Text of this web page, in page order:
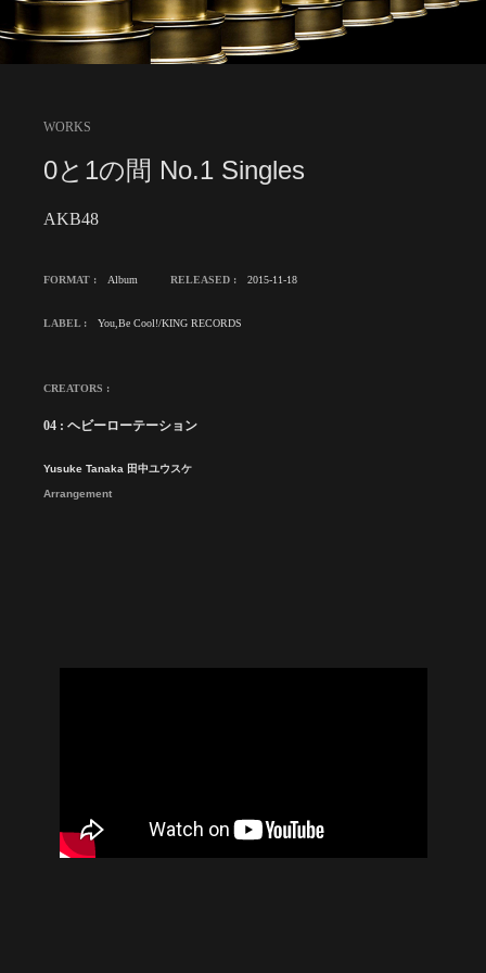
WORKS
0と1の間 No.1 Singles
AKB48
FORMAT : Album RELEASED : 2015-11-18
LABEL : You,Be Cool!/KING RECORDS
CREATORS :
04 : ヘビーローテーション
Yusuke Tanaka 田中ユウスケ
Arrangement